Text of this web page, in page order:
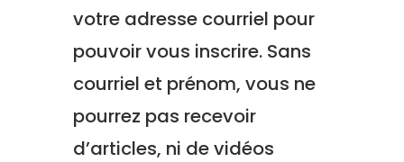
votre adresse courriel pour
pouvoir vous inscrire. Sans
courriel et prénom, vous ne
pourrez pas recevoir
d’articles, ni de vidéos